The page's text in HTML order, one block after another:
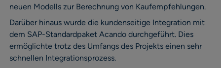
neuen Modells zur Berechnung von Kaufempfehlungen.
Darüber hinaus wurde die kundenseitige Integration mit
dem SAP-Standardpaket Acando durchgeführt. Dies
ermöglichte trotz des Umfangs des Projekts einen sehr
schnellen Integrationsprozess.